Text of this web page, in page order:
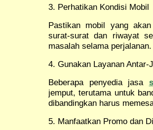
3. Perhatikan Kondisi Mobil
Pastikan mobil yang
surat-surat dan riwayat
masalah selama perjalanan.
4. Gunakan Layanan Antar-
Beberapa penyedia jasa
jemput, terutama untuk
dibandingkan harus
5. Manfaatkan Promo dan